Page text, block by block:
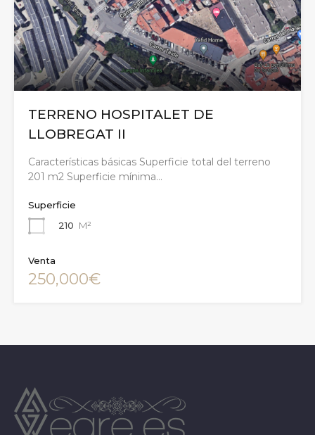
TERRENO HOSPITALET DE
LLOBREGAT II
Características básicas Superficie total del terreno
201 m2 Superficie mínima…
Superficie
210 M²
Venta
250,000€